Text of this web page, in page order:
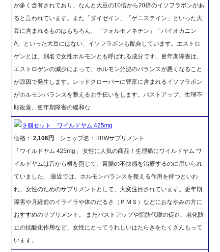
が多く含有されており、なんと大豆の10倍から20倍のイソフラボンがあ
ると言われています。また「ダイゼイン」「ゲニステイン」といった大
豆に含まれるものはもちろん、「フォルモノネチン」「バイオカニン
A」といった大豆にはない、イソフラボンも配合しています。エストロ
ゲンとは、別名で女性ホルモンとも呼ばれる成分です。更年期障害は、
エストロゲンの減少によって、ホルモン分泌のバランスが悪くなること
が原因で発生します。レッドクローバーに豊富に含まれるイソフラボン
がホルモンバランスを整えるお手伝いをします。バストアップ、生理不
順改善、更年期障害の緩和な
３個セット ワイルドヤム 425mg
価格：2,106円
ショップ名：HBWサプリメント
「ワイルドヤム 425mg」 女性に人気の商品！生理痛にワイルドヤム ワ
イルドヤムは昔から根を煎じて、胃腸の不快感を治療するのに用いられ
ていました。 最近では、ホルモンバランスを整える作用を持つといわ
れ、女性のためのサプリメントとして、大変注目されています。更年期
障害や月経前のイライラや体のだるさ（ＰＭＳ）などにおなやみの方に
おすすめのサプリメント。 またバストアップや脂肪代謝の促進、老化防
止の抗酸化作用など、女性にとってうれしいはたらきをたくさんもって
います。